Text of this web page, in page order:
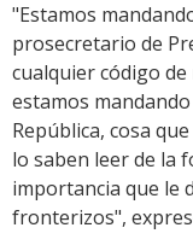
"Estamos
prosecretario de
cualquier código
estamos
República, cosa
lo saben leer de la
importancia que le
fronterizos",